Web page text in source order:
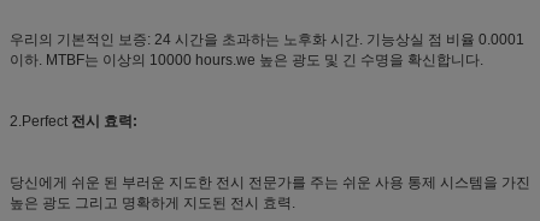
우리의 기본적인 보증: 24 시간을 초과하는 노후화 시간. 기능상실 점 비율 0.0001
이하. MTBF는 이상의 10000 hours.we 높은 광도 및 긴 수명을 확신합니다.
2.Perfect 전시 효력:
당신에게 쉬운 된 부러운 지도한 전시 전문가를 주는 쉬운 사용 통제 시스템을 가진
높은 광도 그리고 명확하게 지도된 전시 효력.